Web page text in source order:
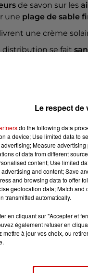
de savon sur les
une plage de sable
une crème
distribution se fait
… qui permettra
à savoir
Valin , sur la
Le respect de
do the following data
a device; Use limited data to
Measure
of data from different
content; Use limited
and content; Save
and browsing data to offer
geolocation data; Match
transmitted automatically.
en cliquant sur "Accepter et
également refuser en
mettre à jour vos choix, ou